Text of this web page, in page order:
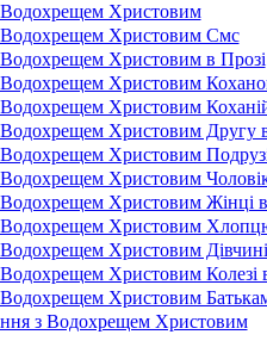
Водохрещем Христовим
Водохрещем Христовим Смс
Христовим в Прозі
Водохрещем Христовим
Христовим
Христовим Другу
Христовим
Христовим
Христовим Жінці
Водохрещем Христовим
Христовим
Христовим Колезі
Христовим
з Водохрещем Христовим